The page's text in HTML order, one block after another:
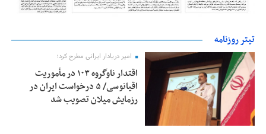
تیتر روزنامه
امیر دریادار ایرانی مطرح کرد؛
اقتدار ناوگروه ۱۰۳ در مأموریت‌
اقیانوسی/ ۵ درخواست ایران در
رزمایش میلان تصویب شد